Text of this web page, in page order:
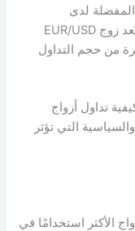
لدى
المتداولين، خاصة المبتدئين والمحترفين. ويُعد زوج EUR/USD
من حجم التداول
تداول أزواج
التي تؤثر
الأكثر استخدامًا في